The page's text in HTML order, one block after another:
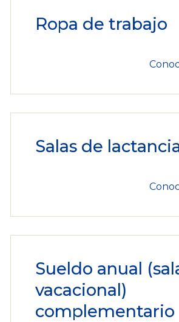
Ropa de trabajo
Salas de
Sueldo anual
vacacional)
complementario